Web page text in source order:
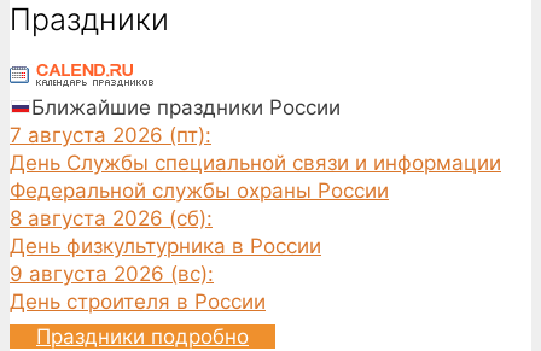
Праздники
Ближайшие праздники России
7 августа 2026 (пт):
День Службы специальной связи и информации
Федеральной службы охраны России
8 августа 2026 (сб):
День физкультурника в России
9 августа 2026 (вс):
День строителя в России
Праздники подробно